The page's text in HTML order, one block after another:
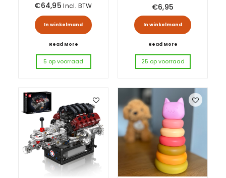
€64,95 Incl. BTW
In winkelmand
Read More
5 op voorraad
€6,95
In winkelmand Dit
Read More
25 op voorraad